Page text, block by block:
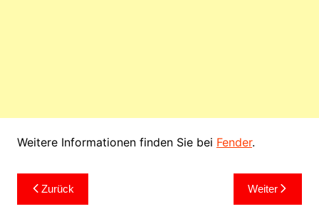
Weitere Informationen finden Sie bei Fender.
Beitragsnavigation
Zurück Weiter